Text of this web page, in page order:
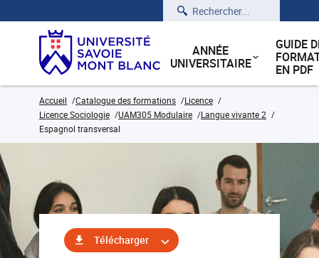
Rechercher
ANNÉE
UNIVERSITAIRE
GUIDE
EN PDF
Accueil Catalogue des formations
Licence
Licence Sociologie
UAM305 Modulaire
Langue vivante 2
Espagnol transversal
Télécharger